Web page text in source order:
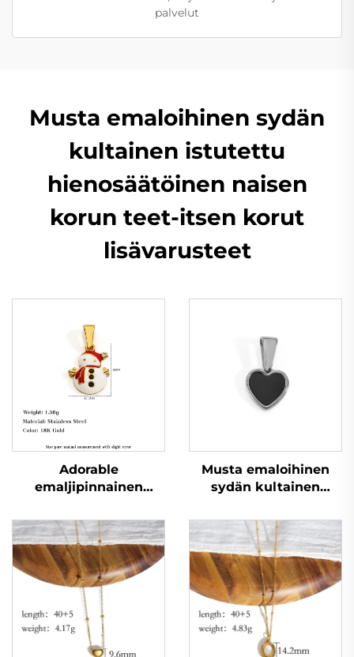
palvelut
Musta emaloihinen sydän
kultainen istutettu
hienosäätöinen naisen
korun teet-itsen korut
lisävarusteet
Adorable
emaljipinnainen
teräskaulanauha
joulupukin riipus
uudenvuoden lahjaksi
juhlajuhlaromua,
erittäin halpa
Musta emaloihinen
sydän kultainen
hienosäätöinen naisen
korun teet-itsen korut
lisävarusteet